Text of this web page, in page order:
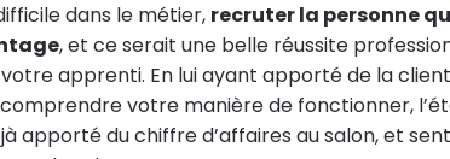
dans le métier, recruter la personne
, et ce serait une belle réussite
apprenti. En lui ayant apporté de la
votre manière de fonctionner,
apporté du chiffre d’affaires au salon, et